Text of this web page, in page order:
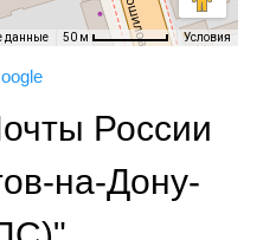
данные 50 м Условия
России
на-Дону-